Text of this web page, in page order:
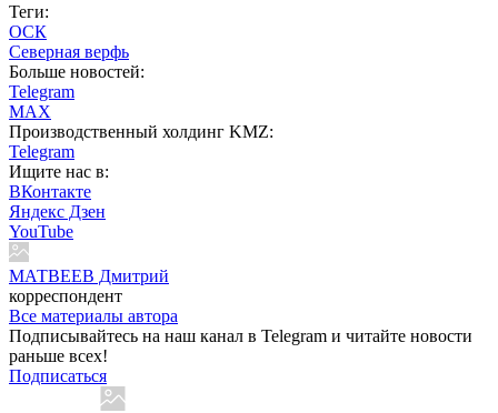
Теги:
ОСК
Северная верфь
Больше новостей:
Telegram
MAX
Производственный холдинг KMZ:
Telegram
Ищите нас в:
ВКонтакте
Яндекс Дзен
YouTube
МАТВЕЕВ Дмитрий
корреспондент
Все материалы автора
Подписывайтесь на наш канал в Telegram и читайте новости
раньше всех!
Подписаться